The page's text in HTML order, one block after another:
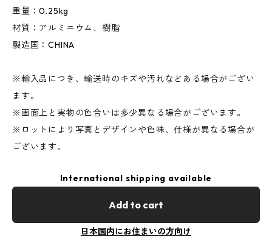
重量：0.25kg
材質：アルミニウム、樹脂
製造国：CHINA
※輸入品につき、輸送時のキズや汚れなどある場合がござい
ます。
※画面上と実物の色合いは多少異なる場合がございます。
※ロットにより写真とデザインや色味、仕様が異なる場合が
ございます。
International shipping available
Add to cart
日本国内にお住まいの方向け